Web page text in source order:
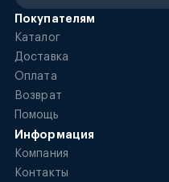
Покупателям
Каталог
Доставка
Оплата
Возврат
Помощь
Информация
Компания
Контакты